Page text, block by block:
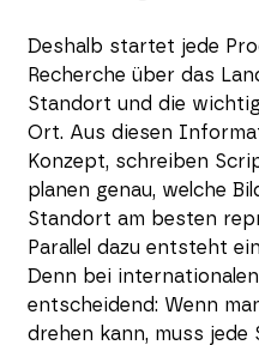
Deshalb startet jede
Recherche über das
Standort und die
Ort. Aus diesen
Konzept, schreiben
planen genau, welche
Standort am besten
Parallel dazu entsteht
Denn bei
entscheidend: Wenn
drehen kann, muss jede